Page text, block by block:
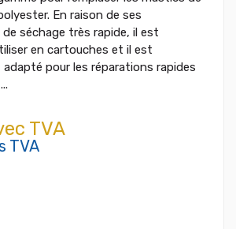
En raison de ses
séchage très rapide, il est
en cartouches et il est
pour les réparations rapides
TVA
TVA